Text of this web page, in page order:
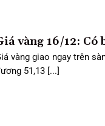
vàng 16/12: Có
vàng giao ngay trên
51,13 [...]